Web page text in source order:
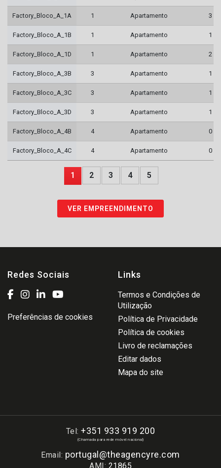
Factory_Bloco_A_1A 1 Apartamento 3
Factory_Bloco_A_1B 1 Apartamento 1
Factory_Bloco_A_1D 1 Apartamento 2
Factory_Bloco_A_3B 3 Apartamento 1
Factory_Bloco_A_3C 3 Apartamento 1
Factory_Bloco_A_3D 3 Apartamento 1
Factory_Bloco_A_4B 4 Apartamento 0
Factory_Bloco_A_4C 4 Apartamento 0
1 2 3 4 5
VER EMPREENDIMENTO
Redes Sociais
Preferências de cookies
Links
Termos e Condições de
Utilização
Política de Privacidade
Política de cookies
Livro de reclamações
Editar dados
Mapa do site
Tel:+351 933 919 200
(Chamada para rede móvel nacional)
Email: portugal@theagencyre.com
AMI: 21865